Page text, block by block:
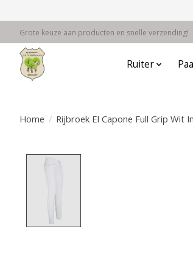
Grote keuze aan producten en snelle verzending!
Ruiter
Home / Rijbroek El Capone Full Grip Wit